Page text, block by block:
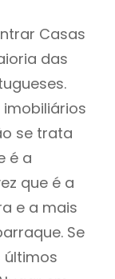
Casas
das
se trata
é a
que é a
e a mais
Se
últimos